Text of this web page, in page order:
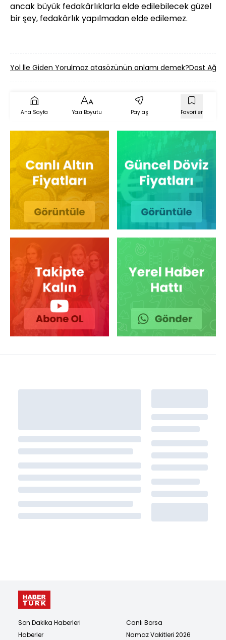
ancak büyük fedakârlıklarla elde edilebilecek güzel
bir şey, fedakârlık yapılmadan elde edilemez.
Yol İle Giden Yorulmaz atasözünün anlamı demek?Dost
Ana Sayfa Yazı Boyutu Paylaş Favoriler
Son Dakika Haberleri
Haberler
Canlı Borsa
Namaz Vakitleri 2026